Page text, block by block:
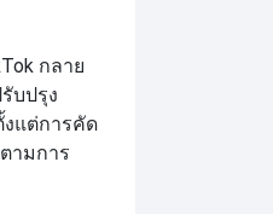
กลาย
บปรุง
แต่การคัด
ามการ